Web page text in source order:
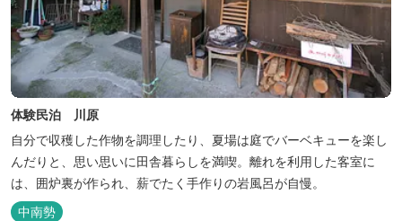
体験民泊 川原
自分で収穫した作物を調理したり、夏場は庭でバーベキューを楽し
んだりと、思い思いに田舎暮らしを満喫。離れを利用した客室に
は、囲炉裏が作られ、薪でたく手作りの岩風呂が自慢。
中南勢